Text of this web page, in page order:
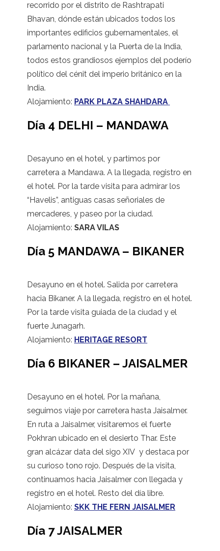
recorrido por el distrito de Rashtrapati
Bhavan, dónde están ubicados todos los
importantes edificios gubernamentales, el
parlamento nacional y la Puerta de la India,
todos estos grandiosos ejemplos del poderío
político del cénit del imperio británico en la
India.
Alojamiento: PARK PLAZA SHAHDARA
Día 4 DELHI – MANDAWA
Desayuno en el hotel, y partimos por
carretera a Mandawa. A la llegada, registro en
el hotel. Por la tarde visita para admirar los
“Havelis”, antiguas casas señoriales de
mercaderes, y paseo por la ciudad.
Alojamiento: SARA VILAS
Día 5 MANDAWA – BIKANER
Desayuno en el hotel. Salida por carretera
hacia Bikaner. A la llegada, registro en el hotel.
Por la tarde visita guiada de la ciudad y el
fuerte Junagarh.
Alojamiento: HERITAGE RESORT
Día 6 BIKANER – JAISALMER
Desayuno en el hotel. Por la mañana,
seguimos viaje por carretera hasta Jaisalmer.
En ruta a Jaisalmer, visitaremos el fuerte
Pokhran ubicado en el desierto Thar. Este
gran alcázar data del sigo XIV y destaca por
su curioso tono rojo. Después de la visita,
continuamos hacia Jaisalmer con llegada y
registro en el hotel. Resto del día libre.
Alojamiento: SKK THE FERN JAISALMER
Día 7 JAISALMER